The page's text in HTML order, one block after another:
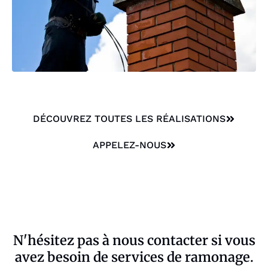
DÉCOUVREZ TOUTES LES RÉALISATIONS
APPELEZ-NOUS
N'hésitez pas à nous contacter si vous
avez besoin de services de ramonage.